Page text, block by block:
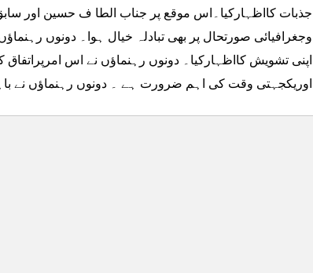
جذبات کااظہارکیا۔اس موقع پر جناب الطا ف حسین اور
وجغرافیائی صورتحال پر بھی تبادلہ خیال ہوا۔ دونوں
اپنی تشویش کااظہارکیا۔ دونوں رہنماؤں نے اس
اوریکجہتی وقت کی اہم ضرورت ہے ۔ دونوں رہنماؤں نے